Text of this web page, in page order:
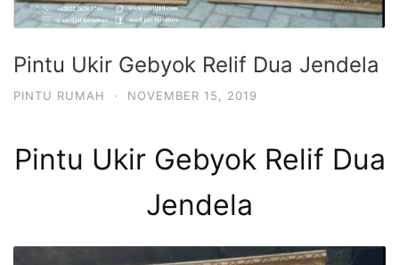
Pintu Ukir Gebyok Relif Dua Jendela
PINTU RUMAH · NOVEMBER 15, 2019
Pintu Ukir Gebyok Relif Dua
Jendela